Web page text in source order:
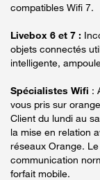
compatibles Wifi 7.
Livebox 6 et 7 :
objets connectés
intelligente,
Spécialistes Wifi :
vous pris sur
Client du lundi au
la mise en relation
réseaux Orange.
communication
forfait mobile.